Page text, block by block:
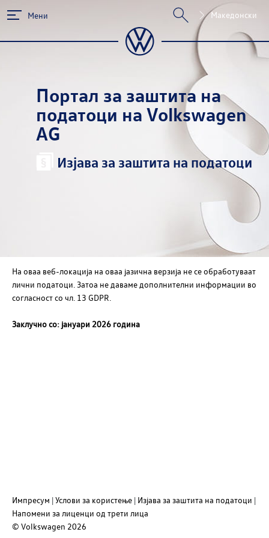
Мени Македонски
Портал за заштита на
податоци на Volkswagen
AG
Изјава за заштита на податоци
На оваа веб-локација на оваа јазична верзија не се обработуваат
лични податоци. Затоа не даваме дополнителни информации во
согласност со чл. 13 GDPR.
Заклучно со: јануари 2026 година
© Volkswagen 2026
Импресум Услови за користење Изјава за заштита на податоци
Напомени за лиценци од трети лица